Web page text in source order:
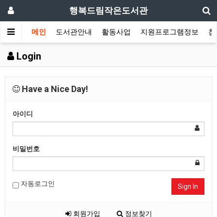
행복드림작은도서관
메인 도서관안내 활동사업 지원프로그램정보
Login
Have a Nice Day!
아이디
비밀번호
자동로그인 Sign In
회원가입 정보찾기